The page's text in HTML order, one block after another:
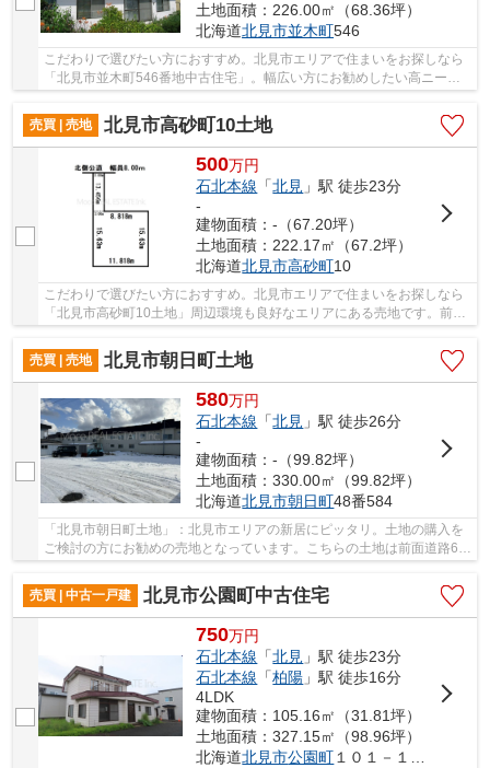
土地面積：226.00㎡（68.36坪）
北海道北見市並木町546
こだわりで選びたい方におすすめ。北見市エリアで住まいをお探しなら
「北見市並木町546番地中古住宅」。幅広い方にお勧めしたい高ニーズ
売買 | 売地
北見市高砂町10土地
500万円
石北本線 「北見 」駅 徒歩23分
-
建物面積：-（67.20坪）
土地面積：222.17㎡（67.2坪）
北海道北見市高砂町10
こだわりで選びたい方におすすめ。北見市エリアで住まいをお探しなら
「北見市高砂町10土地」周辺環境も良好なエリアにある売地です。前面
売買 | 売地
北見市朝日町土地
580万円
石北本線 「北見 」駅 徒歩26分
-
建物面積：-（99.82坪）
土地面積：330.00㎡（99.82坪）
北海道北見市朝日町48番584
「北見市朝日町土地」：北見市エリアの新居にピッタリ。土地の購入を
ご検討の方にお勧めの売地となっています。こちらの土地は前面道路6m
売買 | 中古一戸建
北見市公園町中古住宅
750万円
石北本線 「北見 」駅 徒歩23分
石北本線 「柏陽 」駅 徒歩16分
4LDK
建物面積：105.16㎡（31.81坪）
土地面積：327.15㎡（98.96坪）
北海道北見市公園町 １０１－１、１０２－４